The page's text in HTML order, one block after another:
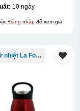
10 ngày
Đăng nhậpđể xem giá
Bình giữ nhiệt La Fonte